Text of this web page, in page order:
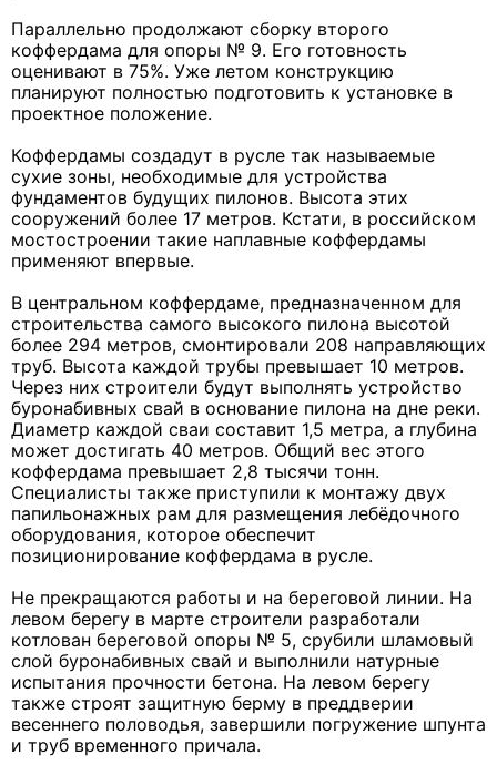
Параллельно продолжают сборку второго
коффердама для опоры № 9. Его готовность
оценивают в 75%. Уже летом конструкцию
планируют полностью подготовить к установке в
проектное положение.
Коффердамы создадут в русле так называемые
сухие зоны, необходимые для устройства
фундаментов будущих пилонов. Высота этих
сооружений более 17 метров. Кстати, в российском
мостостроении такие наплавные коффердамы
применяют впервые.
В центральном коффердаме, предназначенном для
строительства самого высокого пилона высотой
более 294 метров, смонтировали 208 направляющих
труб. Высота каждой трубы превышает 10 метров.
Через них строители будут выполнять устройство
буронабивных свай в основание пилона на дне реки.
Диаметр каждой сваи составит 1,5 метра, а глубина
может достигать 40 метров. Общий вес этого
коффердама превышает 2,8 тысячи тонн.
Специалисты также приступили к монтажу двух
папильонажных рам для размещения лебёдочного
оборудования, которое обеспечит
позиционирование коффердама в русле.
Не прекращаются работы и на береговой линии. На
левом берегу в марте строители разработали
котлован береговой опоры № 5, срубили шламовый
слой буронабивных свай и выполнили натурные
испытания прочности бетона. На левом берегу
также строят защитную берму в преддверии
весеннего половодья, завершили погружение шпунта
и труб временного причала.